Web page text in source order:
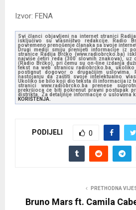
Izvor: FENA
Svi članci objavljeni na internet stranici
isključivo su vlasništvo redakcije. Radio
povremeno prenošenje članaka sa svoje
Drugi mediji smiju prenijeti informacije iz
stranice Radija Brčko (www.radiobrcko.ba)
najviše četiri reda (300 slovnih znakova), uz
(Radio Brčko), pri čemu su on-line izdanja
tekst na web stranicu radiobrcko.ba,
postignut dogovor o drugačijim uslovima.
nastojanju da zaštiti svoje intelektualno
Ukoliko se bilo koji dio teksta ili informacija iz
stranici www.radiobrcko.ba prenese
prekršioca će biti pokrenut pravni postupak
distrikta. Za detaljnije informacije o uslovima
KORIŠTENJA.
PODIJELI 0
PRETHODNA
Bruno Mars ft. Camila